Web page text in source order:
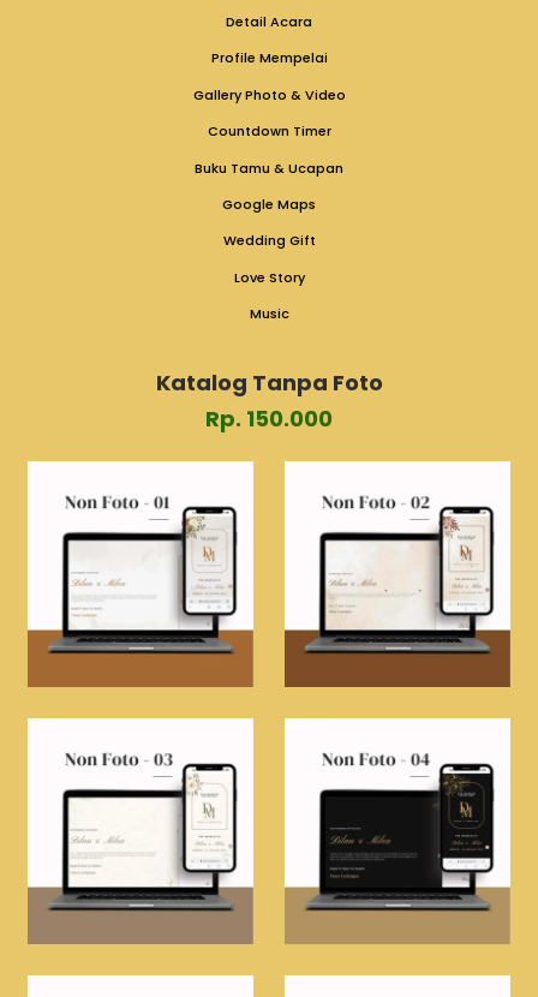
Detail Acara
Profile Mempelai
Gallery Photo & Video
Countdown Timer
Buku Tamu & Ucapan
Google Maps
Wedding Gift
Love Story
Music
Katalog Tanpa Foto
Rp. 150.000